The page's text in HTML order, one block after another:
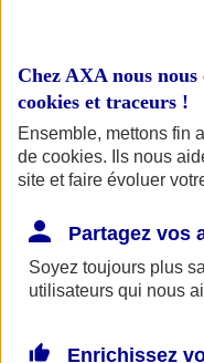
Chez AXA nous
cookies et traceurs !
Ensemble, mettons fin
de cookies. Ils nous
site et faire évoluer
Partagez vos
Soyez toujours plus
utilisateurs qui nous
Enrichissez